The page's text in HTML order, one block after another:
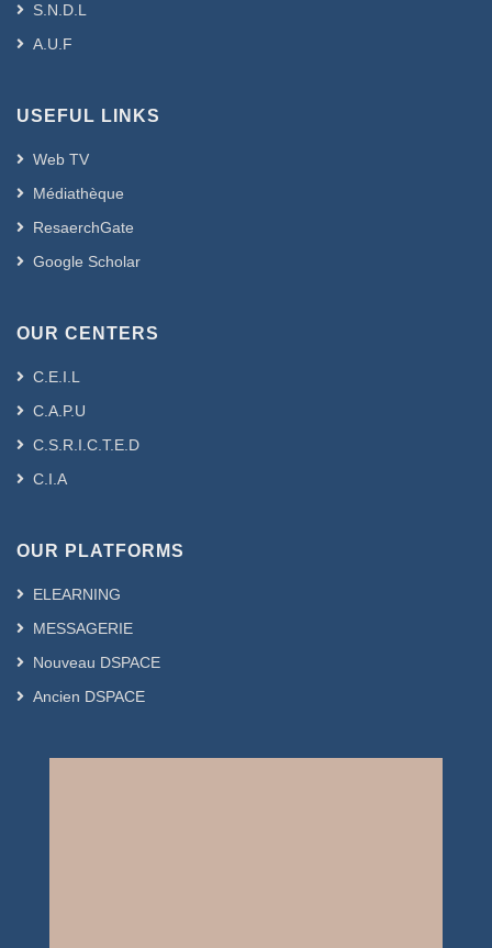
S.N.D.L
A.U.F
USEFUL LINKS
Web TV
Médiathèque
ResaerchGate
Google Scholar
OUR CENTERS
C.E.I.L
C.A.P.U
C.S.R.I.C.T.E.D
C.I.A
OUR PLATFORMS
ELEARNING
MESSAGERIE
Nouveau DSPACE
Ancien DSPACE